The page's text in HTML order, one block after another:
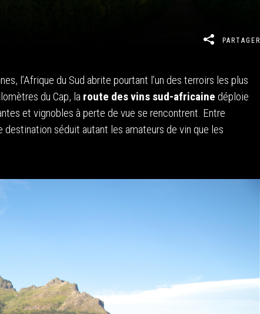
PARTAGER
l’Afrique du Sud abrite pourtant l’un des terroirs les plus
du Cap, la route des vins sud-africaine déploie
et vignobles à perte de vue se rencontrent. Entre
séduit autant les amateurs de vin que les